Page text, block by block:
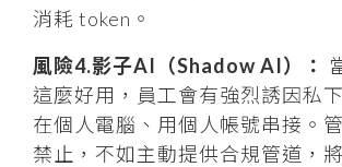
消耗 token。
風險4.影子AI（Shadow AI）：
這麼好用，員工會有強烈誘因私
在個人電腦、用個人帳號串接。
禁止，不如主動提供合規管道，